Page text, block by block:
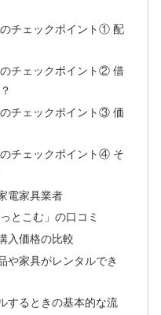
チェックポイント① 配
チェックポイント② 借
チェックポイント③ 価
チェックポイント④ そ
電家具業者
とこむ」の口コミ
入価格の比較
や家具がレンタルでき
するときの基本的な流